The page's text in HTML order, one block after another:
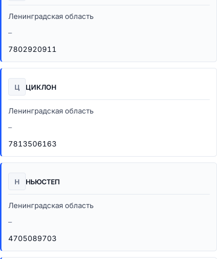
Ленинградская область
–
7802920911
Ц ЦИКЛОН
Ленинградская область
–
7813506163
Н НЬЮСТЕП
Ленинградская область
–
4705089703